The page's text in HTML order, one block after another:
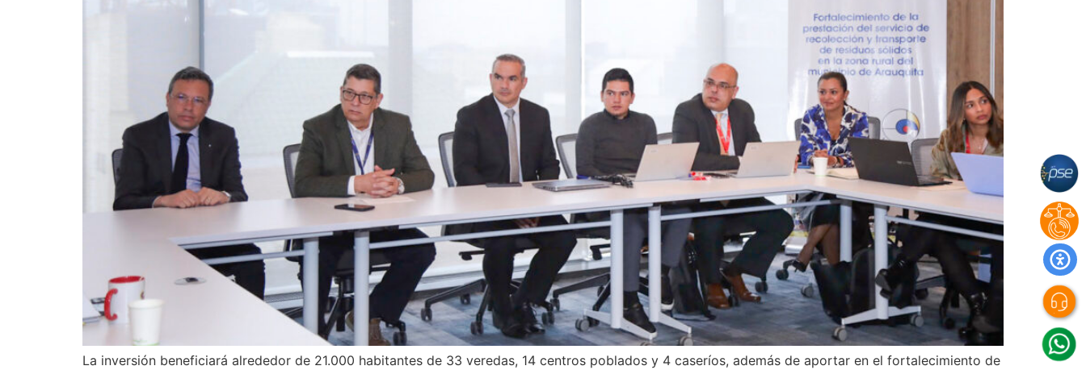
La inversión beneficiará alrededor de 21.000 habitantes de 33 veredas, 14 centros poblados y 4 caseríos, además de aportar en el fortalecimiento de